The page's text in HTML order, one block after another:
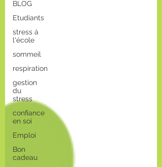
BLOG
Etudiants
stress à
l'école
sommeil
respiration
gestion
du
stress
confiance
en soi
Emploi
Bon
cadeau